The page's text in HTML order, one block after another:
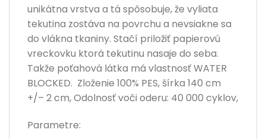
unikátna vrstva a tá spôsobuje, že vyliata
tekutina zostáva na povrchu a nevsiakne sa
do vlákna tkaniny. Stačí priložiť papierovú
vreckovku ktorá tekutinu nasaje do seba.
Takže poťahová látka má vlastnosť WATER
BLOCKED. Zloženie 100% PES, šírka 140 cm
+/– 2cm, Odolnosť voči oderu: 40 000 cyklov,
Parametre: